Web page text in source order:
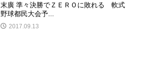
末廣 準々決勝でＺＥＲＯに敗れる 軟式
野球都民大会予...
2017.09.13